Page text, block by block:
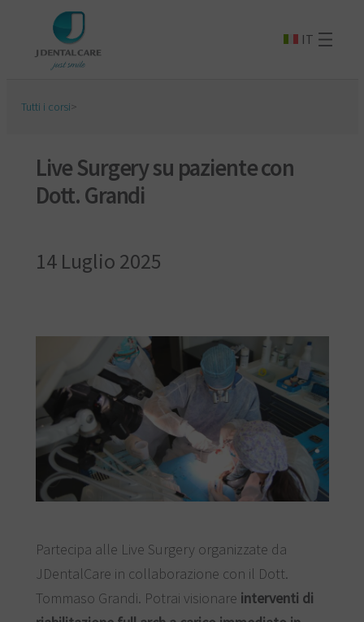
IT
Tutti i corsi>
Live Surgery su paziente con
Dott. Grandi
14 Luglio 2025
Partecipa alle Live Surgery organizzate da
JDentalCare in collaborazione con il Dott.
Tommaso Grandi. Potrai visionare interventi di